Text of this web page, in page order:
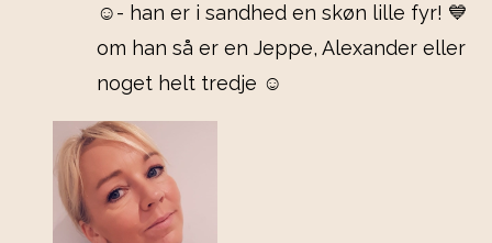
☺️- han er i sandhed en skøn lille fyr! 💙
om han så er en Jeppe, Alexander eller
noget helt tredje ☺️